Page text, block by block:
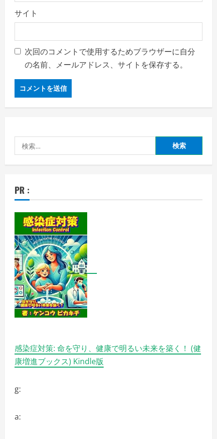
サイト
次回のコメントで使用するためブラウザーに自分
の名前、メールアドレス、サイトを保存する。
索:
PR :
感染症対策: 命を守り、健康で明るい未来を築く！ (健
康増進ブックス) Kindle版
g:
a: